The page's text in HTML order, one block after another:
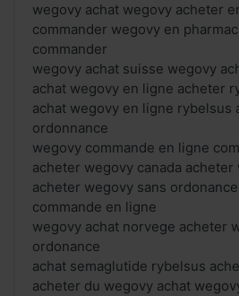
wegovy achat wegovy acheter
commander wegovy en
commander
wegovy achat suisse wegovy
achat wegovy en ligne acheter
achat wegovy en ligne rybelsus
ordonnance
wegovy commande en ligne
acheter wegovy canada
acheter wegovy sans
commande en ligne
wegovy achat norvege acheter
ordonance
achat semaglutide rybelsus
acheter du wegovy achat